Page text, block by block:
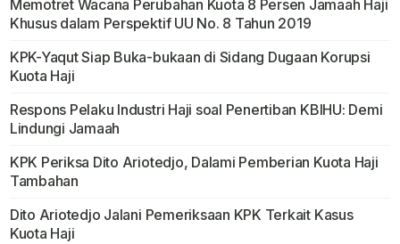
Memotret Wacana Perubahan Kuota 8 Persen Jamaah Haji
Khusus dalam Perspektif UU No. 8 Tahun 2019
KPK-Yaqut Siap Buka-bukaan di Sidang Dugaan Korupsi
Kuota Haji
Respons Pelaku Industri Haji soal Penertiban KBIHU: Demi
Lindungi Jamaah
KPK Periksa Dito Ariotedjo, Dalami Pemberian Kuota Haji
Tambahan
Dito Ariotedjo Jalani Pemeriksaan KPK Terkait Kasus
Kuota Haji